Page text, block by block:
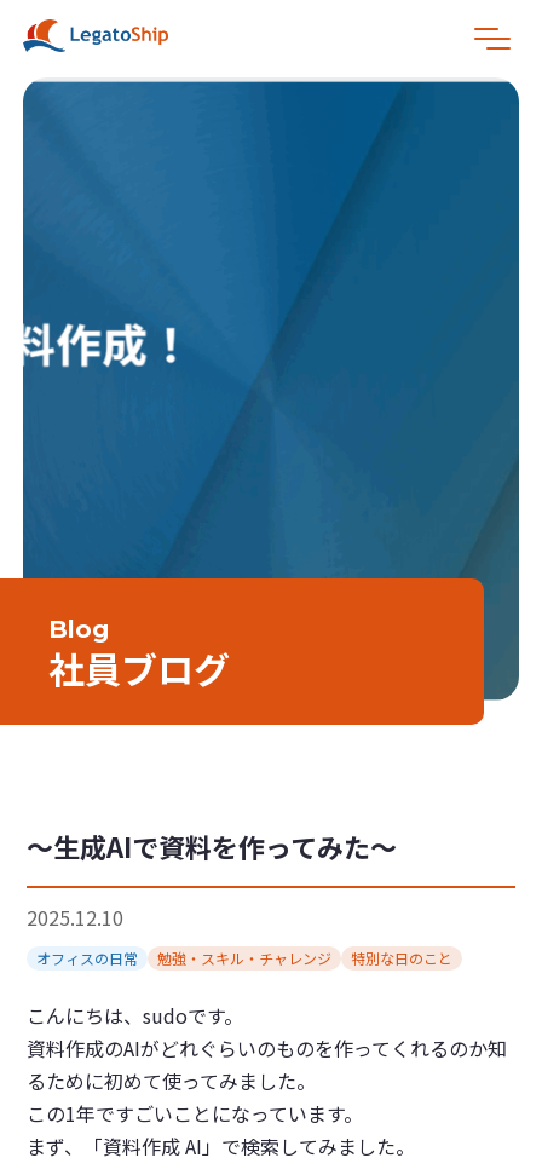
Blog
社員ブログ
～生成AIで資料を作ってみた～
2025.12.10
オフィスの日常 勉強・スキル・チャレンジ 特別な日のこと
こんにちは、sudoです。
資料作成のAIがどれぐらいのものを作ってくれるのか知
るために初めて使ってみました。
この1年ですごいことになっています。
まず、「資料作成 AI」で検索してみました。